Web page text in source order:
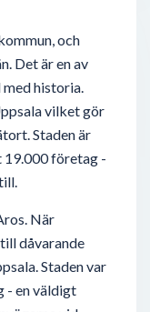
och
Det är en av
historia.
vilket gör
Staden är
19.000 företag -
När
dåvarande
Staden var
- en väldigt